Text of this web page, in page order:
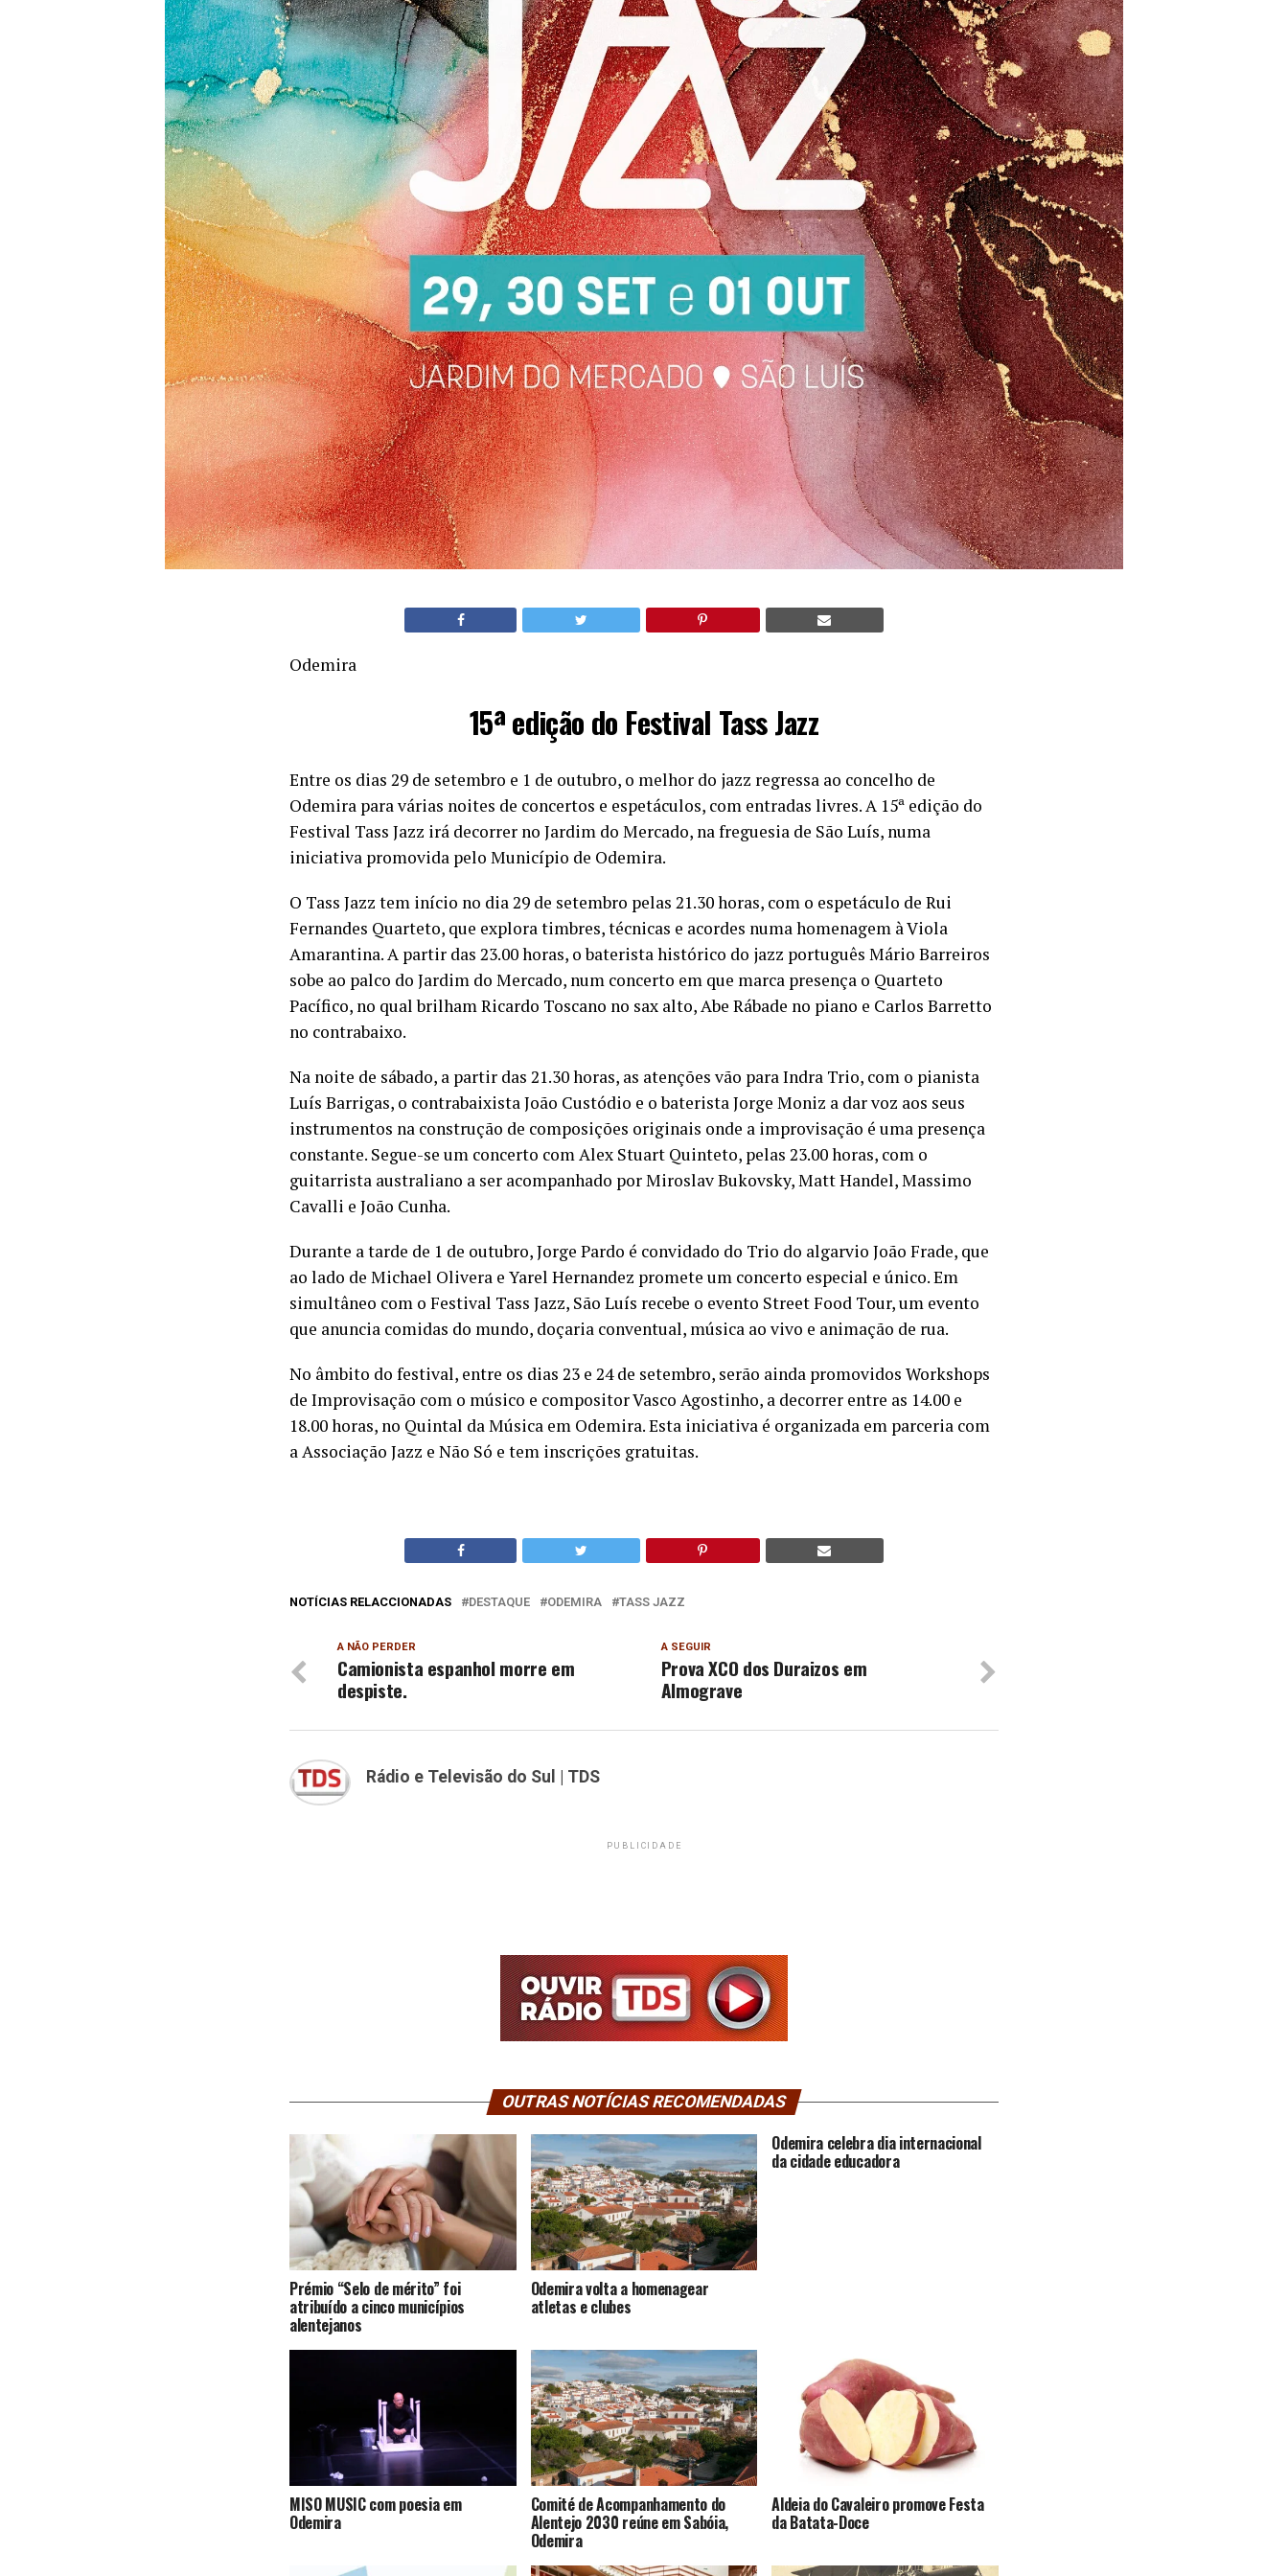
Odemira
15ª edição do Festival Tass Jazz
Entre os dias 29 de setembro e 1 de outubro, o melhor do jazz regressa ao concelho de
Odemira para várias noites de concertos e espetáculos, com entradas livres. A 15ª edição do
Festival Tass Jazz irá decorrer no Jardim do Mercado, na freguesia de São Luís, numa
iniciativa promovida pelo Município de Odemira.
O Tass Jazz tem início no dia 29 de setembro pelas 21.30 horas, com o espetáculo de Rui
Fernandes Quarteto, que explora timbres, técnicas e acordes numa homenagem à Viola
Amarantina. A partir das 23.00 horas, o baterista histórico do jazz português Mário Barreiros
sobe ao palco do Jardim do Mercado, num concerto em que marca presença o Quarteto
Pacífico, no qual brilham Ricardo Toscano no sax alto, Abe Rábade no piano e Carlos Barretto
no contrabaixo.
Na noite de sábado, a partir das 21.30 horas, as atenções vão para Indra Trio, com o pianista
Luís Barrigas, o contrabaixista João Custódio e o baterista Jorge Moniz a dar voz aos seus
instrumentos na construção de composições originais onde a improvisação é uma presença
constante. Segue-se um concerto com Alex Stuart Quinteto, pelas 23.00 horas, com o
guitarrista australiano a ser acompanhado por Miroslav Bukovsky, Matt Handel, Massimo
Cavalli e João Cunha.
Durante a tarde de 1 de outubro, Jorge Pardo é convidado do Trio do algarvio João Frade, que
ao lado de Michael Olivera e Yarel Hernandez promete um concerto especial e único. Em
simultâneo com o Festival Tass Jazz, São Luís recebe o evento Street Food Tour, um evento
que anuncia comidas do mundo, doçaria conventual, música ao vivo e animação de rua.
No âmbito do festival, entre os dias 23 e 24 de setembro, serão ainda promovidos Workshops
de Improvisação com o músico e compositor Vasco Agostinho, a decorrer entre as 14.00 e
18.00 horas, no Quintal da Música em Odemira. Esta iniciativa é organizada em parceria com
a Associação Jazz e Não Só e tem inscrições gratuitas.
NOTÍCIAS RELACCIONADAS DESTAQUE ODEMIRA TASS JAZZ
A SEGUIR
Prova XCO dos Duraizos em
Almograve
A NÃO PERDER
Camionista espanhol morre em
despiste.
Rádio e Televisão do Sul | TDS
PUBLICIDADE
OUTRAS NOTÍCIAS RECOMENDADAS
Prémio “Selo de mérito” foi
atribuído a cinco municípios
alentejanos
Odemira volta a homenagear
atletas e clubes
Odemira celebra dia internacional
da cidade educadora
MISO MUSIC com poesia em
Odemira
Comité de Acompanhamento do
Alentejo 2030 reúne em Sabóia,
Odemira
Aldeia do Cavaleiro promove Festa
da Batata-Doce